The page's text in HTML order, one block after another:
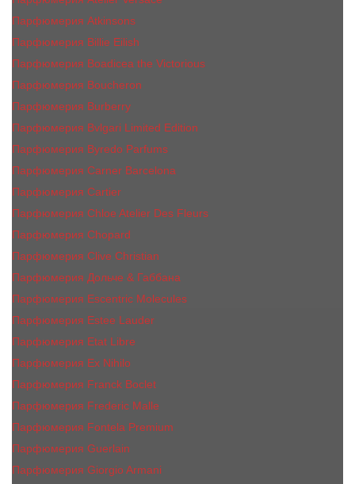
Парфюмерия Atkinsons
Парфюмерия Billie Eilish
Парфюмерия Boadicea the Victorious
Парфюмерия Boucheron
Парфюмерия Burberry
Парфюмерия Bvlgari Limited Edition
Парфюмерия Byredo Parfums
Парфюмерия Carner Barcelona
Парфюмерия Cartier
Парфюмерия Chloe Atelier Des Fleurs
Парфюмерия Сhopard
Парфюмерия Clive Christian
Парфюмерия Дольче & Габбана
Парфюмерия Escentric Molecules
Парфюмерия Estee Lаudеr
Парфюмерия Etat Libre
Парфюмерия Ex Nihilo
Парфюмерия Franck Boclet
Парфюмерия Frеderic Mаlle
Парфюмерия Fontela Premium
Парфюмерия Guerlain
Парфюмерия Giorgio Armani